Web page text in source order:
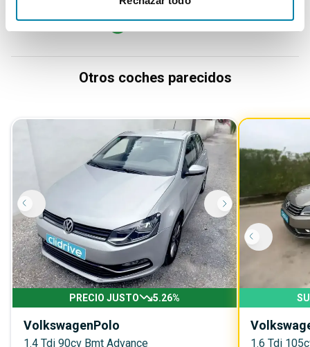
Otros coches parecidos
PRECIO JUSTO 5.26%
VolkswagenPolo
1.4 Tdi 90cv Bmt Advance 1.6 Tdi